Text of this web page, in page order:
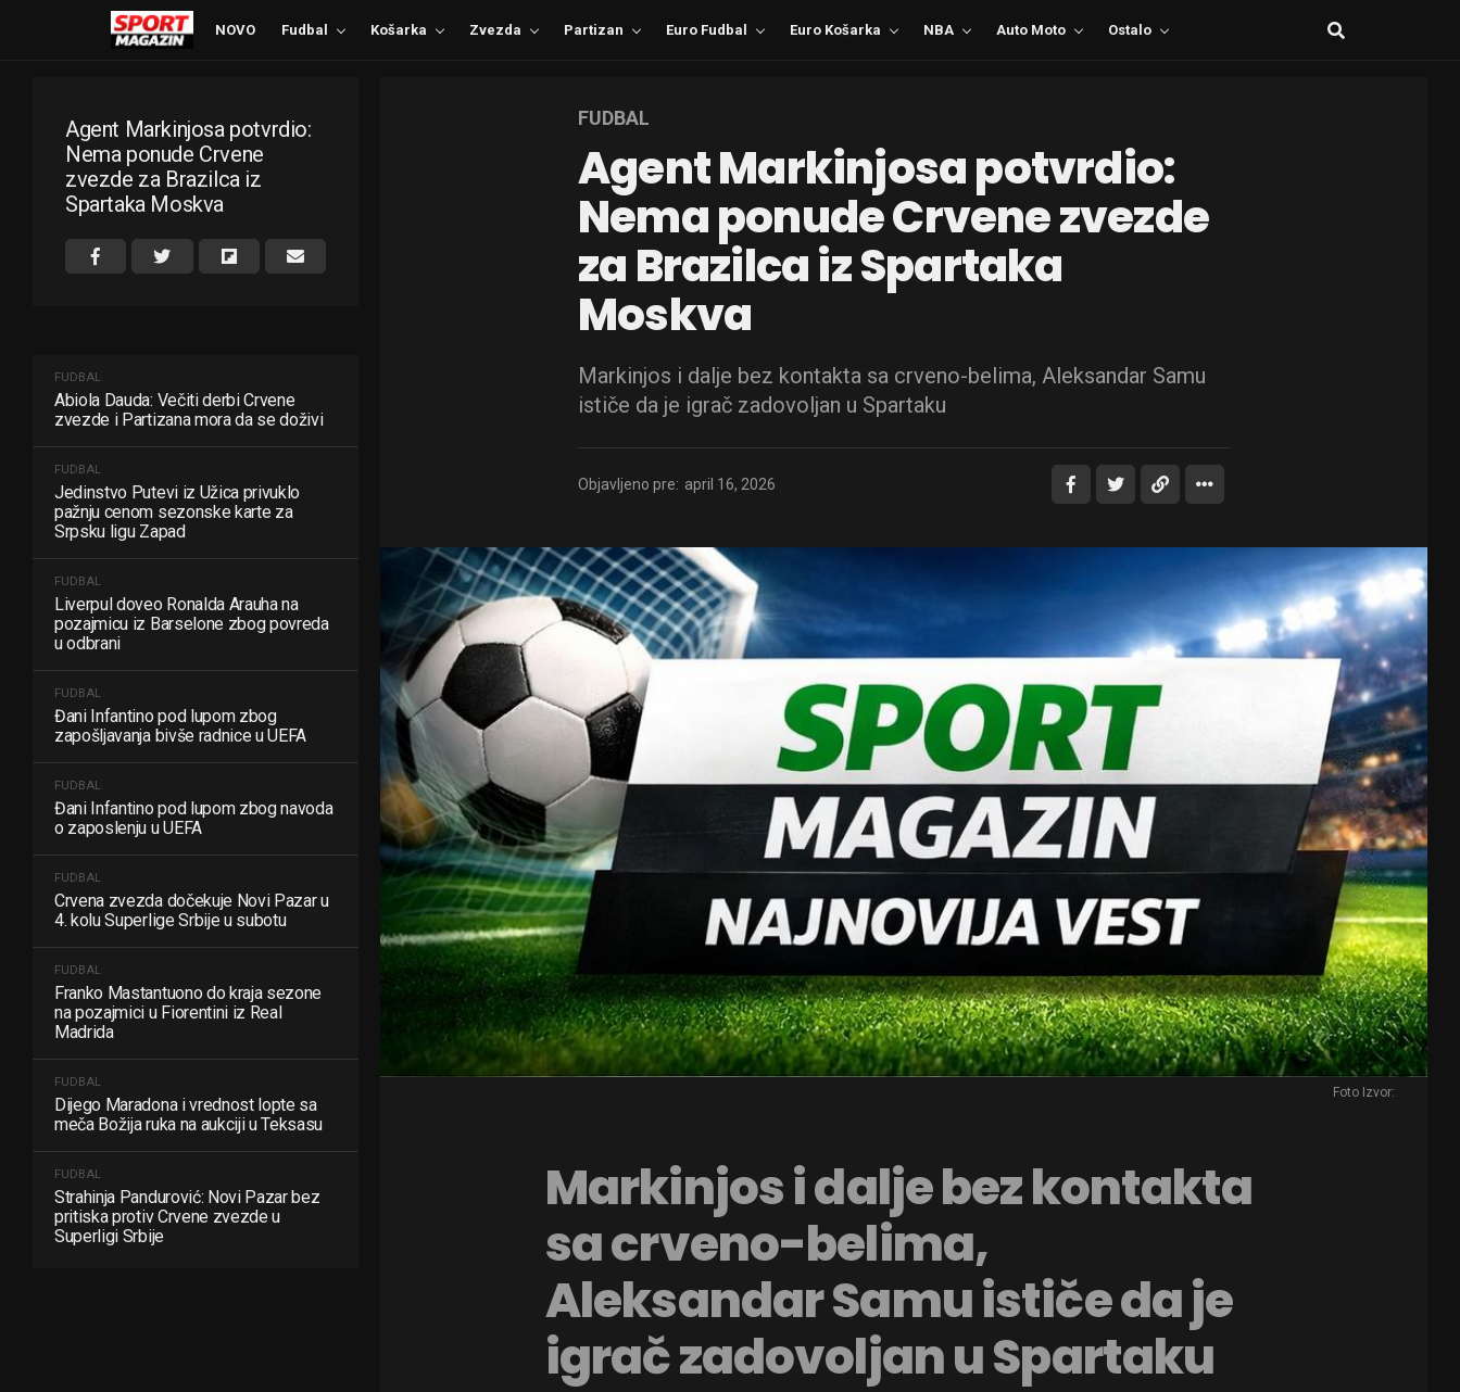
NOVO Fudbal Košarka Zvezda Partizan Euro Fudbal Euro Košarka NBA Auto Moto Ostalo
Agent Markinjosa potvrdio:
Nema ponude Crvene
zvezde za Brazilca iz
Spartaka Moskva
FUDBAL
Abiola Dauda: Večiti derbi Crvene
zvezde i Partizana mora da se doživi
FUDBAL
Jedinstvo Putevi iz Užica privuklo
pažnju cenom sezonske karte za
Srpsku ligu Zapad
FUDBAL
Liverpul doveo Ronalda Arauha na
pozajmicu iz Barselone zbog povreda
u odbrani
FUDBAL
Đani Infantino pod lupom zbog
zapošljavanja bivše radnice u UEFA
FUDBAL
Đani Infantino pod lupom zbog navoda
o zaposlenju u UEFA
FUDBAL
Crvena zvezda dočekuje Novi Pazar u
4. kolu Superlige Srbije u subotu
FUDBAL
Franko Mastantuono do kraja sezone
na pozajmici u Fiorentini iz Real
Madrida
FUDBAL
Dijego Maradona i vrednost lopte sa
meča Božija ruka na aukciji u Teksasu
FUDBAL
Strahinja Pandurović: Novi Pazar bez
pritiska protiv Crvene zvezde u
Superligi Srbije
FUDBAL
Agent Markinjosa potvrdio:
Nema ponude Crvene zvezde
za Brazilca iz Spartaka
Moskva
Markinjos i dalje bez kontakta sa crveno-belima, Aleksandar Samu
ističe da je igrač zadovoljan u Spartaku
Objavljeno pre: april 16, 2026
Foto Izvor:
Markinjos i dalje bez kontakta
sa crveno-belima,
Aleksandar Samu ističe da je
igrač zadovoljan u Spartaku